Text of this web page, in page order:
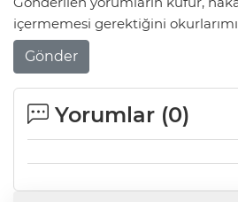
içermemesi gerektiğini
Gönder
Yorumlar (0)